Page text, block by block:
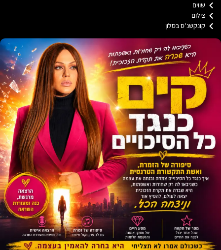
בסלון